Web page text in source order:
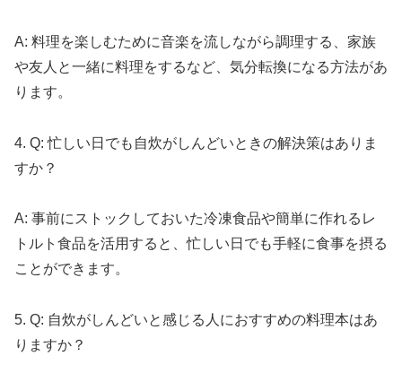
A: 料理を楽しむために音楽を流しながら調理する、家族
や友人と一緒に料理をするなど、気分転換になる方法があ
ります。
4. Q: 忙しい日でも自炊がしんどいときの解決策はありま
すか？
A: 事前にストックしておいた冷凍食品や簡単に作れるレ
トルト食品を活用すると、忙しい日でも手軽に食事を摂る
ことができます。
5. Q: 自炊がしんどいと感じる人におすすめの料理本はあ
りますか？